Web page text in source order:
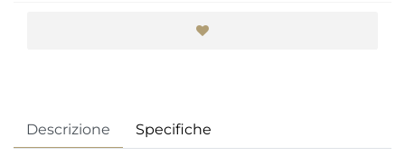
Descrizione Specifiche